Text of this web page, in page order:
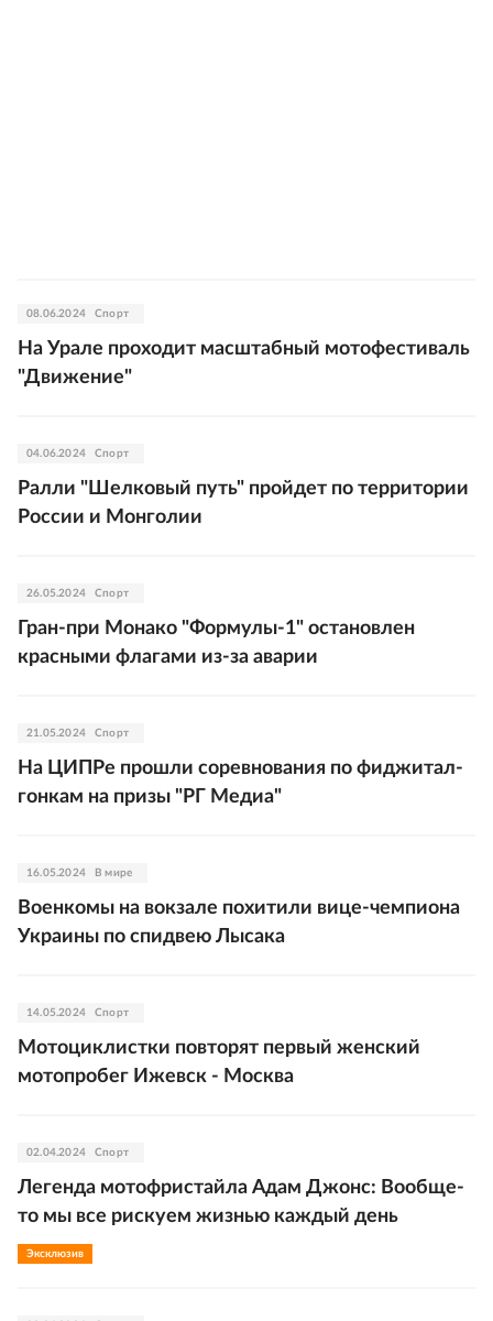
08.06.2024 Спорт
На Урале проходит масштабный мотофестиваль
"Движение"
04.06.2024 Спорт
Ралли "Шелковый путь" пройдет по территории
России и Монголии
26.05.2024 Спорт
Гран-при Монако "Формулы-1" остановлен
красными флагами из-за аварии
21.05.2024 Спорт
На ЦИПРе прошли соревнования по фиджитал-
гонкам на призы "РГ Медиа"
16.05.2024 В мире
Военкомы на вокзале похитили вице-чемпиона
Украины по спидвею Лысака
14.05.2024 Спорт
Мотоциклистки повторят первый женский
мотопробег Ижевск - Москва
02.04.2024 Спорт
Легенда мотофристайла Адам Джонс: Вообще-
то мы все рискуем жизнью каждый день
Эксклюзив